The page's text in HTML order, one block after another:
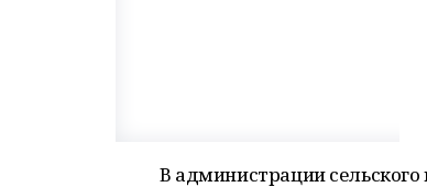
В администрации